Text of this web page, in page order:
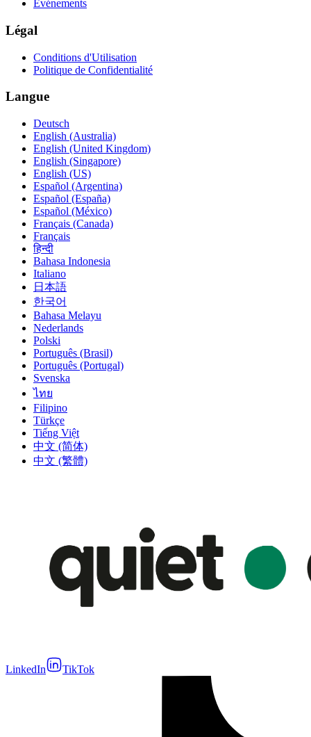
Événements
Légal
Conditions d'Utilisation
Politique de Confidentialité
Langue
Deutsch
English (Australia)
English (United Kingdom)
English (Singapore)
English (US)
Español (Argentina)
Español (España)
Español (México)
Français (Canada)
Français
हिन्दी
Bahasa Indonesia
Italiano
日本語
한국어
Bahasa Melayu
Nederlands
Polski
Português (Brasil)
Português (Portugal)
Svenska
ไทย
Filipino
Türkçe
Tiếng Việt
中文 (简体)
中文 (繁體)
LinkedIn TikTok